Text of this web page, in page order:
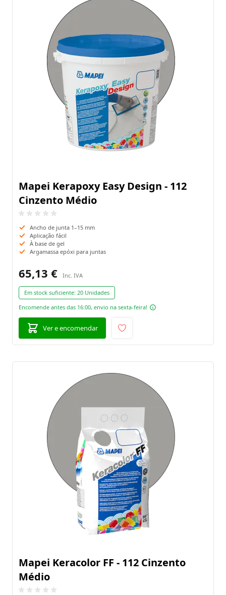
Mapei Kerapoxy Easy Design - 112
Cinzento Médio
Ancho de junta 1–15 mm
Aplicação fácil
À base de gel
Argamassa epóxi para juntas
65,13 €
Em stock suficiente: 20 Unidades
Encomende antes das 16:00, envio na sexta-feira!
Ver e encomendar
Mapei Keracolor FF - 112 Cinzento
Médio